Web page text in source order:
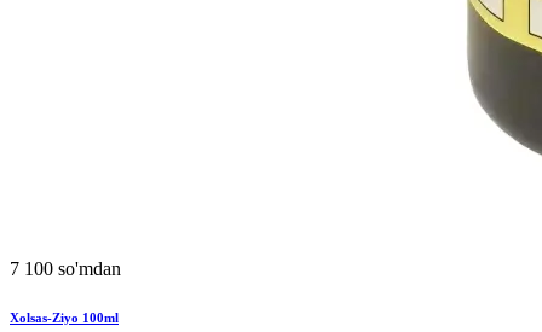
7 100 so'mdan
Xolsas-Ziyo 100ml